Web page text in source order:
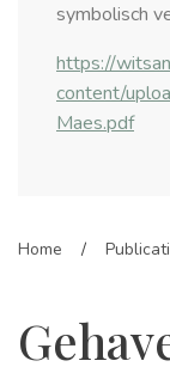
symbolisch
https://
content/
Maes.pdf
Home /